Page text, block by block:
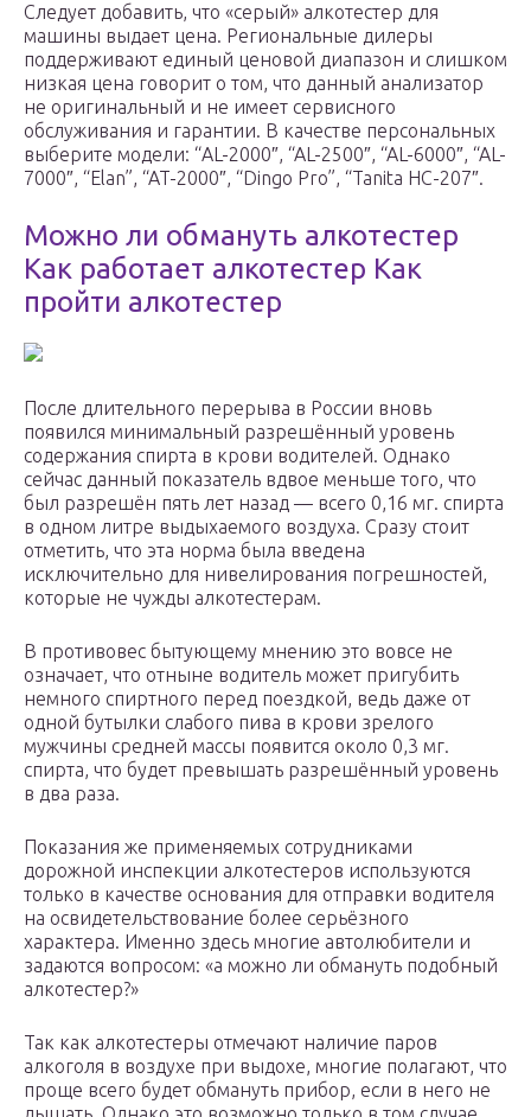
Следует добавить, что «серый» алкотестер для
машины выдает цена. Региональные дилеры
поддерживают единый ценовой диапазон и слишком
низкая цена говорит о том, что данный анализатор
не оригинальный и не имеет сервисного
обслуживания и гарантии. В качестве персональных
выберите модели: “AL-2000″, “AL-2500″, “AL-6000″, “AL-
7000″, “Elan”, “AT-2000″, “Dingo Pro”, “Tanita HC-207″.
Можно ли обмануть алкотестер
Как работает алкотестер Как
пройти алкотестер
После длительного перерыва в России вновь
появился минимальный разрешённый уровень
содержания спирта в крови водителей. Однако
сейчас данный показатель вдвое меньше того, что
был разрешён пять лет назад — всего 0,16 мг. спирта
в одном литре выдыхаемого воздуха. Сразу стоит
отметить, что эта норма была введена
исключительно для нивелирования погрешностей,
которые не чужды алкотестерам.
В противовес бытующему мнению это вовсе не
означает, что отныне водитель может пригубить
немного спиртного перед поездкой, ведь даже от
одной бутылки слабого пива в крови зрелого
мужчины средней массы появится около 0,3 мг.
спирта, что будет превышать разрешённый уровень
в два раза.
Показания же применяемых сотрудниками
дорожной инспекции алкотестеров используются
только в качестве основания для отправки водителя
на освидетельствование более серьёзного
характера. Именно здесь многие автолюбители и
задаются вопросом: «а можно ли обмануть подобный
алкотестер?»
Так как алкотестеры отмечают наличие паров
алкоголя в воздухе при выдохе, многие полагают, что
проще всего будет обмануть прибор, если в него не